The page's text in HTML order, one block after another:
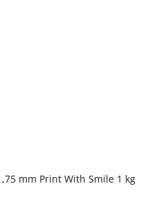
mm Print With Smile 1 kg